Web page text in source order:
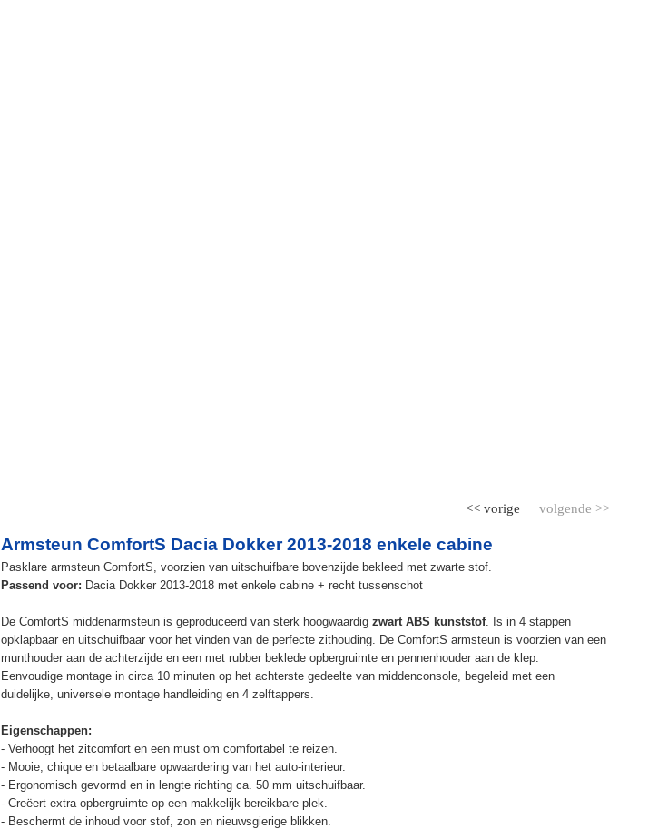
volgende >>
<< vorige
Armsteun ComfortS Dacia Dokker 2013-2018 enkele cabine
Pasklare armsteun ComfortS, voorzien van uitschuifbare bovenzijde bekleed met zwarte stof.
Passend voor: Dacia Dokker 2013-2018 met enkele cabine + recht tussenschot
De ComfortS middenarmsteun is geproduceerd van sterk hoogwaardig zwart ABS kunststof. Is in 4 stappen
opklapbaar en uitschuifbaar voor het vinden van de perfecte zithouding. De ComfortS armsteun is voorzien van een
munthouder aan de achterzijde en een met rubber beklede opbergruimte en pennenhouder aan de klep.
Eenvoudige montage in circa 10 minuten op het achterste gedeelte van middenconsole, begeleid met een
duidelijke, universele montage handleiding en 4 zelftappers.
Eigenschappen:
- Verhoogt het zitcomfort en een must om comfortabel te reizen.
- Mooie, chique en betaalbare opwaardering van het auto-interieur.
- Ergonomisch gevormd en in lengte richting ca. 50 mm uitschuifbaar.
- Creëert extra opbergruimte op een makkelijk bereikbare plek.
- Beschermt de inhoud voor stof, zon en nieuwsgierige blikken.